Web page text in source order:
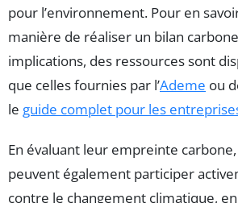
pour l’environnement. Pour en
manière de réaliser un bilan
implications, des ressources sont
que celles fournies par l’Ademe ou
le guide complet pour les
En évaluant leur empreinte
peuvent également participer
contre le changement climatique,